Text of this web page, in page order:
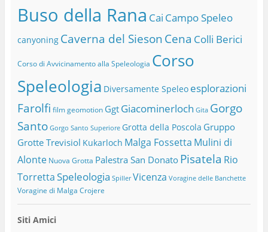
Buso della Rana Cai Campo Speleo
canyoning Caverna del Sieson Cena Colli Berici
Corso di Avvicinamento alla Speleologia Corso
Speleologia Diversamente Speleo esplorazioni
Farolfi film geomotion Ggt Giacominerloch Gita Gorgo
Santo Gorgo Santo Superiore Grotta della Poscola Gruppo
Grotte Trevisiol Kukarloch Malga Fossetta Mulini di
Alonte Nuova Grotta Palestra San Donato Pisatela Rio
TorrettaSpeleologia Spiller Vicenza Voragine delle Banchette
Voragine di Malga Crojere
Siti Amici